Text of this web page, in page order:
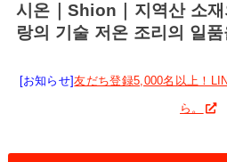
시온｜Shion｜지역산 소
랑의 기술 저온 조리의 일품
[お知らせ]友だち登録5,000名以上！
ら。